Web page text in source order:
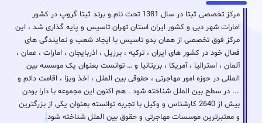
مرکز تخصصی ثبتا در سال 1381 تحت نام و برند ثبتا گروپ در کشور
امارات شهر دبی و کشور ایران استان تهران تاسیس و پایه گذاری شد ، این
مرکز فوق تخصصی از همان بدو تاسیس با ایجاد شعب و نمایندگی های
فعال خود در کشور های ایران ، ترکیه ، برزیل ، اذربایجان ، امارات ، عمان ،
آلمان ، استرالیا ، آمریکا ، بریتانیا و … توانست بعنوان یک موسسه بین
المللی در حوزه امور مهاجرتی ، حقوقی بین الملل ، اخذ ویزا ، اقامت دائم و
…. در سطح بین الملل شناخته شود . هم اکنون این مجموعه با دارا بودن
بیش از 2640 کارشناس و وکیل با تجربه توانسته بعنوان یکی از بزرگترین
و معتبرترین موسسات مهاجرتی و حقوق بین الملل شناخته شود.